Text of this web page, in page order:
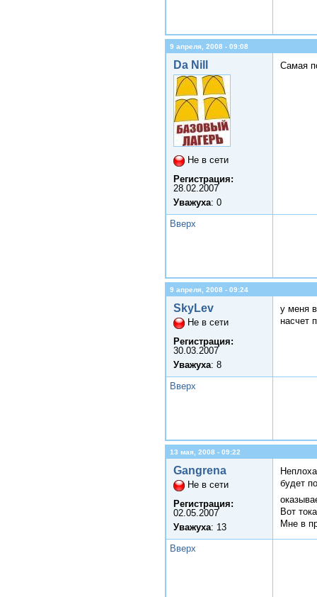
9 апреля, 2008 - 09:08
Da Nill
Не в сети
Регистрация:
28.02.2007
Уважуха: 0
Самая
Вверх
9 апреля, 2008 - 09:24
SkyLev
Не в сети
Регистрация:
30.03.2007
Уважуха: 8
у меня
насчет
Вверх
13 мая, 2008 - 09:22
Gangrena
Не в сети
Регистрация:
02.05.2007
Уважуха: 13
будет
Вот
Мне в
Вверх